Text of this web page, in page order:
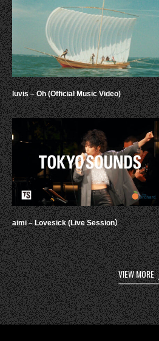
luvis – Oh (Official Music Video)
aimi – Lovesick (Live Session）
VIEW MORE